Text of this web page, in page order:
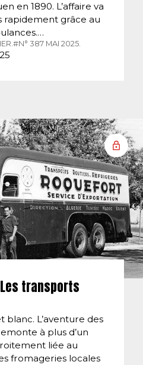
en 1890. L’affaire va
rapidement grâce au
#N° 387 MAI 2025.
Les transports
blanc. L’aventure des
à plus d’un
liée au
fromageries locales